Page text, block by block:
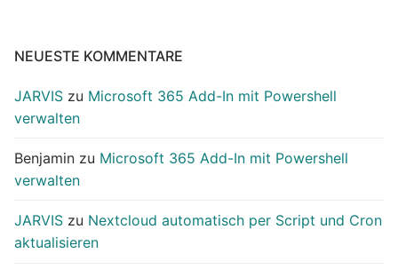
NEUESTE KOMMENTARE
JARVIS zu Microsoft 365 Add-In mit Powershell
verwalten
Benjamin zu Microsoft 365 Add-In mit Powershell
verwalten
JARVIS zu Nextcloud automatisch per Script und Cron
aktualisieren